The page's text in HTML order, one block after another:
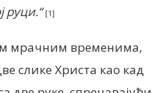
руци.“ [1]
мрачним временима,
слике Христа као кад